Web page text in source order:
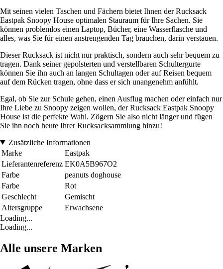
Mit seinen vielen Taschen und Fächern bietet Ihnen der Rucksack
Eastpak Snoopy House optimalen Stauraum für Ihre Sachen. Sie
können problemlos einen Laptop, Bücher, eine Wasserflasche und
alles, was Sie für einen anstrengenden Tag brauchen, darin verstauen.
Dieser Rucksack ist nicht nur praktisch, sondern auch sehr bequem zu
tragen. Dank seiner gepolsterten und verstellbaren Schultergurte
können Sie ihn auch an langen Schultagen oder auf Reisen bequem
auf dem Rücken tragen, ohne dass er sich unangenehm anfühlt.
Egal, ob Sie zur Schule gehen, einen Ausflug machen oder einfach nur
Ihre Liebe zu Snoopy zeigen wollen, der Rucksack Eastpak Snoopy
House ist die perfekte Wahl. Zögern Sie also nicht länger und fügen
Sie ihn noch heute Ihrer Rucksacksammlung hinzu!
Zusätzliche Informationen
Marke
Eastpak
Lieferantenreferenz EK0A5B967O2
Farbe
peanuts doghouse
Farbe
Rot
Geschlecht
Gemischt
Altersgruppe
Erwachsene
Loading...
Loading...
Alle unsere Marken